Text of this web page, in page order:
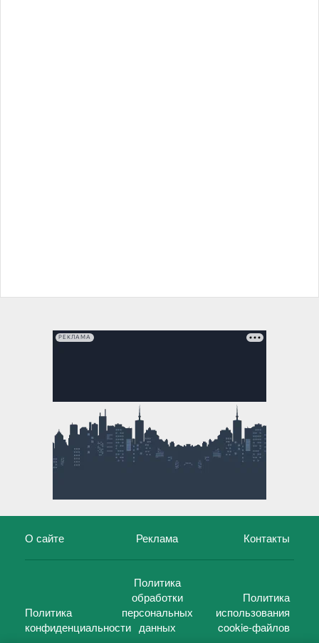
РЕКЛАМА
О сайте Реклама Контакты
Политика
конфиденциальности
Политика
обработки
персональных
данных
Политика
использования
cookie-файлов